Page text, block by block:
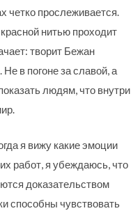
четко прослеживается.
нитью проходит
творит Бежан
в погоне за славой, а
людям, что внутри
я вижу какие эмоции
работ, я убеждаюсь, что
доказательством
способны чувствовать